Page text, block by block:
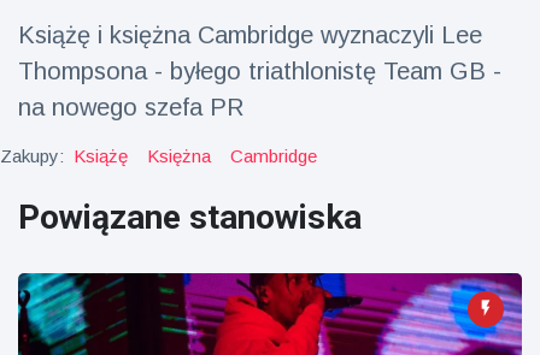
fizyczna
Podróże i przygody
wiadomości
Ucieczka z
'kajdanek'
magika
rozbawiła
16 July
183
Poglądy
Książę i księżna Cambridge wyznaczyli Lee
Thompsona - byłego triathlonistę Team GB -
na nowego szefa PR
Zakupy: Książę Księżna Cambridge
Powiązane stanowiska